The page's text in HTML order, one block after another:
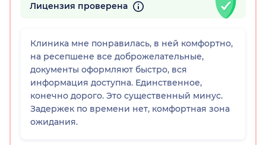
Лицензия проверена
Клиника мне понравилась, в ней комфортно,
на ресепшене все доброжелательные,
документы оформляют быстро, вся
информация доступна. Единственное,
конечно дорого. Это существенный минус.
Задержек по времени нет, комфортная зона
ожидания.